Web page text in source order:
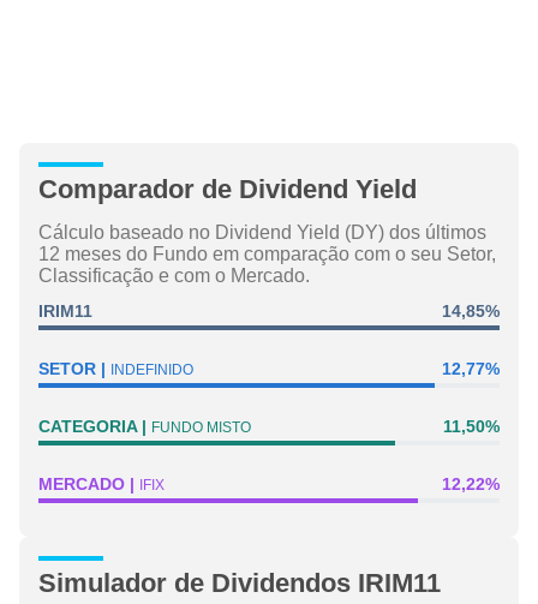
Comparador de Dividend Yield
Cálculo baseado no Dividend Yield (DY) dos últimos
12 meses do Fundo em comparação com o seu Setor,
Classificação e com o Mercado.
IRIM11 14,85%
SETOR INDEFINIDO 12,77%
CATEGORIA FUNDO MISTO 11,50%
MERCADO IFIX 12,22%
Simulador de Dividendos IRIM11